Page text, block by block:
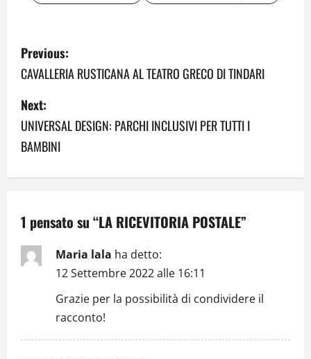
P
o
s
t
n
v
i
t
Previous:
CAVALLERIA RUSTICANA AL TEATRO GRECO DI TINDARI
Next:
UNIVERSAL DESIGN: PARCHI INCLUSIVI PER TUTTI I
BAMBINI
1 pensato su “LA RICEVITORIA POSTALE”
Maria lala ha detto:
12 Settembre 2022 alle 16:11
Grazie per la possibilità di condividere il
racconto!